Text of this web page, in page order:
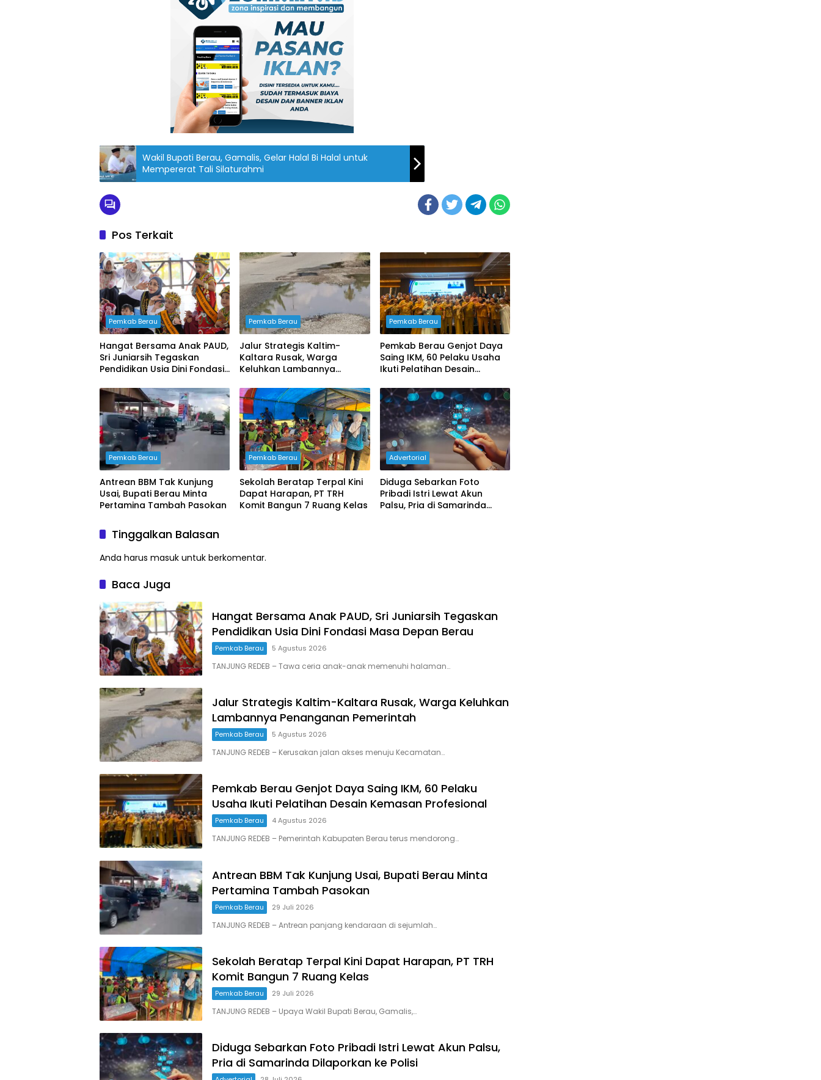
Wakil Bupati Berau, Gamalis, Gelar Halal Bi Halal untuk
Mempererat Tali Silaturahmi
Pos Terkait
Pemkab Berau
Hangat Bersama Anak PAUD,
Sri Juniarsih Tegaskan
Pendidikan Usia Dini Fondasi
Pemkab Berau
Jalur Strategis Kaltim-
Kaltara Rusak, Warga
Keluhkan Lambannya
Pemkab Berau
Pemkab Berau Genjot Daya
Saing IKM, 60 Pelaku Usaha
Ikuti Pelatihan Desain
Pemkab Berau
Antrean BBM Tak Kunjung
Usai, Bupati Berau Minta
Pertamina Tambah Pasokan
Pemkab Berau
Sekolah Beratap Terpal Kini
Dapat Harapan, PT TRH
Komit Bangun 7 Ruang Kelas
Advertorial
Diduga Sebarkan Foto
Pribadi Istri Lewat Akun
Palsu, Pria di Samarinda
Tinggalkan Balasan
Anda harus masuk untuk berkomentar.
Baca Juga
Hangat Bersama Anak PAUD, Sri Juniarsih Tegaskan
Pendidikan Usia Dini Fondasi Masa Depan Berau
Pemkab Berau 5 Agustus 2026
TANJUNG REDEB – Tawa ceria anak-anak memenuhi halaman…
Jalur Strategis Kaltim-Kaltara Rusak, Warga Keluhkan
Lambannya Penanganan Pemerintah
Pemkab Berau 5 Agustus 2026
TANJUNG REDEB – Kerusakan jalan akses menuju Kecamatan…
Pemkab Berau Genjot Daya Saing IKM, 60 Pelaku
Usaha Ikuti Pelatihan Desain Kemasan Profesional
Pemkab Berau 4 Agustus 2026
TANJUNG REDEB – Pemerintah Kabupaten Berau terus mendorong…
Antrean BBM Tak Kunjung Usai, Bupati Berau Minta
Pertamina Tambah Pasokan
Pemkab Berau 29 Juli 2026
TANJUNG REDEB – Antrean panjang kendaraan di sejumlah…
Sekolah Beratap Terpal Kini Dapat Harapan, PT TRH
Komit Bangun 7 Ruang Kelas
Pemkab Berau 29 Juli 2026
TANJUNG REDEB – Upaya Wakil Bupati Berau, Gamalis,…
Diduga Sebarkan Foto Pribadi Istri Lewat Akun Palsu,
Pria di Samarinda Dilaporkan ke Polisi